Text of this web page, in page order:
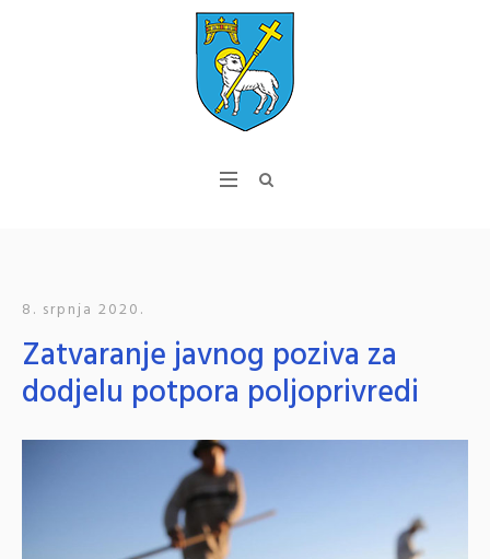
8. srpnja 2020.
Zatvaranje javnog poziva za
dodjelu potpora poljoprivredi